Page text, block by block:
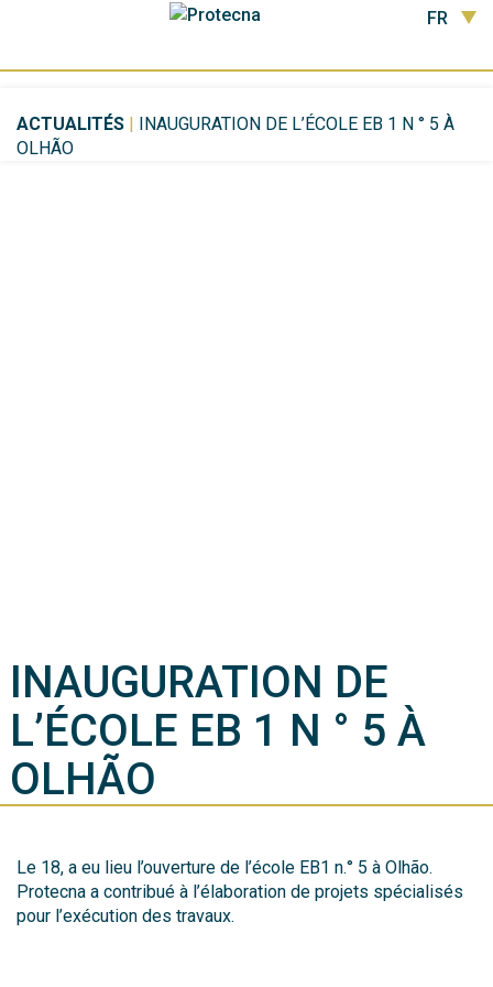
FR
ACTUALITÉS | INAUGURATION DE L’ÉCOLE EB 1 N ° 5 À
OLHÃO
INAUGURATION DE
L’ÉCOLE EB 1 N ° 5 À
OLHÃO
Le 18, a eu lieu l’ouverture de l’école EB1 n.° 5 à Olhão.
Protecna a contribué à l’élaboration de projets spécialisés
pour l’exécution des travaux.